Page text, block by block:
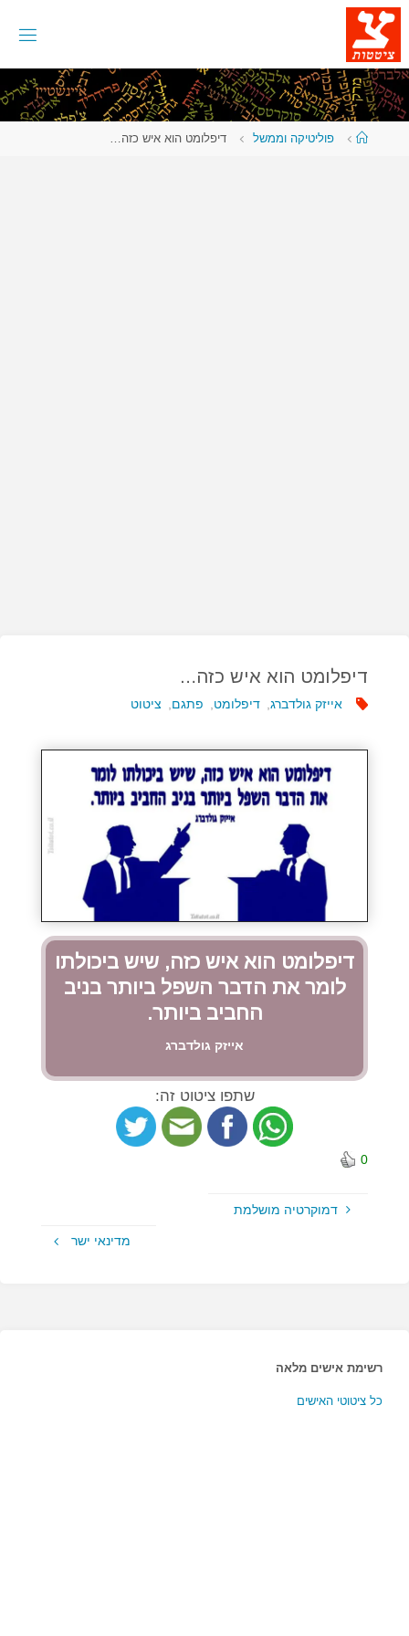
דלגו
לתוכן
עמודפוליטיקה וממשל דיפלומט הוא איש כזה…
דיפלומט הוא איש כזה…
אייזק גולדברג דיפלומט פתגם ציטוט
דיפלומט הוא איש כזה, שיש ביכולתו
לומר את הדבר השפל ביותר בניב
החביב ביותר.
אייזק גולדברג
שתפו ציטוט זה:
0
דמוקרטיה מושלמת
מדינאי ישר
רשימת אישים מלאה
כל ציטוטי האישים